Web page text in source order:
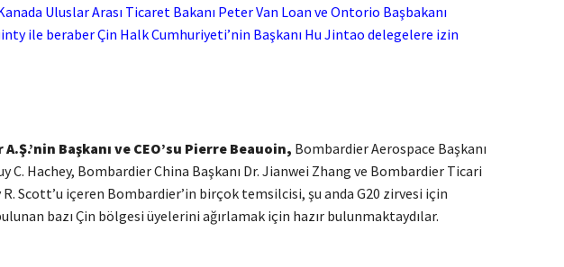
Uluslar Arası Ticaret Bakanı Peter Van Loan ve Ontorio Başbakanı
ile beraber Çin Halk Cumhuriyeti’nin Başkanı Hu Jintao delegelere izin
Başkanı ve CEO’su Pierre Beauoin, Bombardier Aerospace Başkanı
C. Hachey, Bombardier China Başkanı Dr. Jianwei Zhang ve Bombardier Ticari
R. Scott’u içeren Bombardier’in birçok temsilcisi, şu anda G20 zirvesi için
bazı Çin bölgesi üyelerini ağırlamak için hazır bulunmaktaydılar.